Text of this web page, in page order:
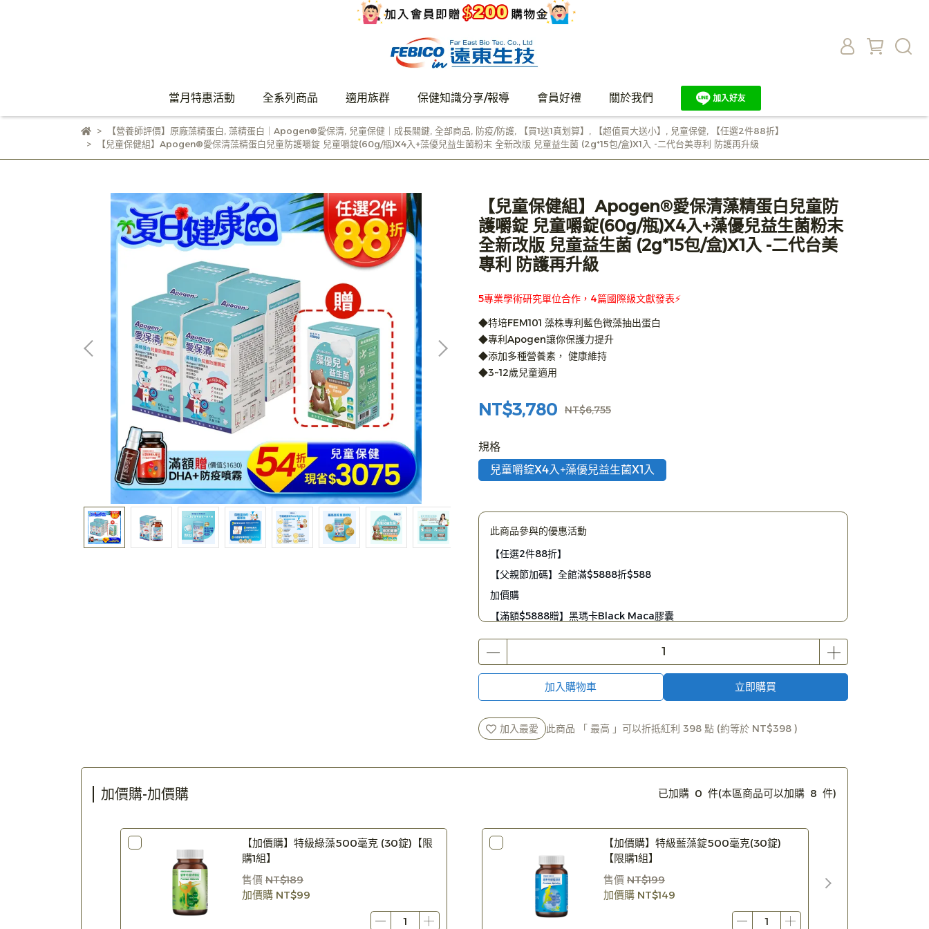
當月特惠活動 全系列商品 適用族群 保健知識分享/報導 會員好禮 關於我們
【營養師評價】原廠藻精蛋白 藻精蛋白｜Apogen®愛保清, 兒童保健｜成長關鍵, 全部商品 防疫/防護, 【買1送1真划算】 【超值買大送小】 兒童保健,
【任選2件88折】
【兒童保健組】Apogen®愛保清藻精蛋白兒童防護嚼錠 兒童嚼錠(60g/瓶)X4入+藻優兒益生菌粉末 全新改版 兒童益生菌 (2g*15包/盒)X1入 -二代台美專利 防護再升級
【兒童保健組】Apogen®愛保清藻精蛋白兒童防
護嚼錠 兒童嚼錠(60g/瓶)X4入+藻優兒益生菌粉末
全新改版 兒童益生菌 (2g*15包/盒)X1入 -二代台美
專利 防護再升級
5專業學術研究單位合作，4篇國際級文獻發表⚡
◆特培FEM101 藻株專利藍色微藻抽出蛋白
◆專利Apogen讓你保護力提升
◆添加多種營養素， 健康維持
◆3~12歲兒童適用
NT$3,780 NT$6,755
規格
兒童嚼錠X4入+藻優兒益生菌X1入
此商品參與的優惠活動
【任選2件88折】
【父親節加碼】全館滿$5888折$588
加價購
【滿額$5888贈】黑瑪卡Black Maca膠囊
【滿額$4880贈】植物DHA藻油膠囊
【滿額$2980贈】ApoX 防毒霸體外長效升級版
【滿額$1980贈】Apogen清流舒喉薄荷錠
加入購物車 立即購買
加入最愛 此商品 「 最高 」可以折抵紅利 398 點 (約等於 NT$398 )
加價購-加價購 已加購 0 件(本區商品可以加購 8 件)
【加價購】特級綠藻500毫克 (30錠)【限
購1組】
售價 NT$189
加價購 NT$99
【加價購】特級藍藻錠500毫克(30錠)
【限購1組】
售價 NT$199
加價購 NT$149